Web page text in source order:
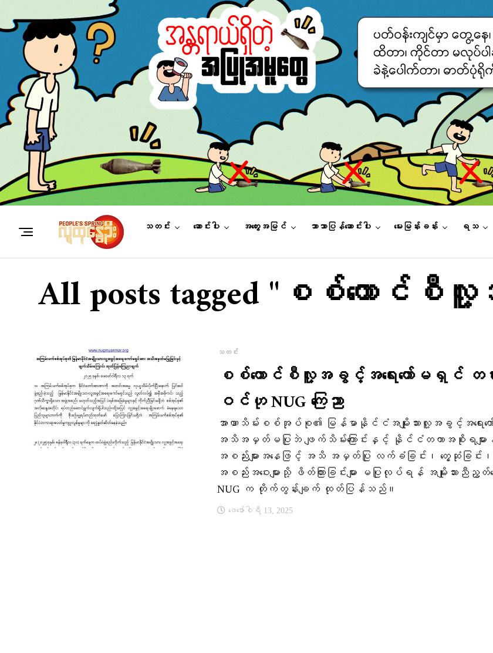
သတင်း ဆောင်းပါး အတွေးအမြင် ဘာသာပြန်ဆောင်းပါး မေးမြန်းခန်း ရသ
All posts tagged "စစ်ကောင်စီ
သတင်း
စစ်ကောင်စီလူ့အခွင့်အရေးကော်မရှင် တရ
ဝင်ဟု NUG ကြေညာ
အာဏာသိမ်းစစ်အုပ်စု၏ မြန်မာနိုင်ငံအမျိုးသားလူ့အခွင့်အရေးကေ
အသိအမှတ်မပြုဘဲ ဖျက်သိမ်းကြောင်းနှင့် နိုင်ငံတကာအစိုးရမျ
အစည်းများအနေဖြင့် အသိ အမှတ်ပြု လက်ခံခြင်း၊ တွေ့ဆုံခြင်း၊
အစည်းအဝေးများသို့ ဖိတ်ကြားခြင်းများ မပြုလုပ်ရန် အမျိုးသားညီညွ
NUG က တိုက်တွန်းချက် ထုတ်ပြန်သည်။
ဖေ‌ဖော်ဝါရီ 13, 2025